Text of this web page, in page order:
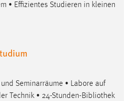
• Effizientes Studieren in kleinen
Seminarräume • Labore auf
Technik • 24-Stunden-Bibliothek